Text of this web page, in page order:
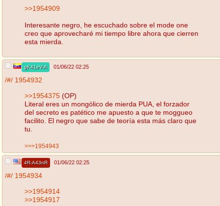
>>1954909
Interesante negro, he escuchado sobre el mode one
creo que aprovecharé mi tiempo libre ahora que cierren
esta mierda.
gK41eV-A 01/06/22 02:25
/#/ 1954932
>>1954375 (OP)
Literal eres un mongólico de mierda PUA, el forzador
del secreto es patético me apuesto a que te moggueo
facilito. El negro que sabe de teoría esta más claro que
tu.
>>>1954943
4R-A43nR 01/06/22 02:25
/#/ 1954934
>>1954914
>>1954917